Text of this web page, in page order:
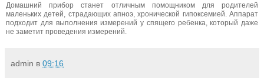
Домашний прибор станет отличным помощником для родителей
маленьких детей, страдающих апноэ, хронической гипоксемией. Аппарат
подходит для выполнения измерений у спящего ребенка, который даже
не заметит проведения измерений.
admin в 09:16